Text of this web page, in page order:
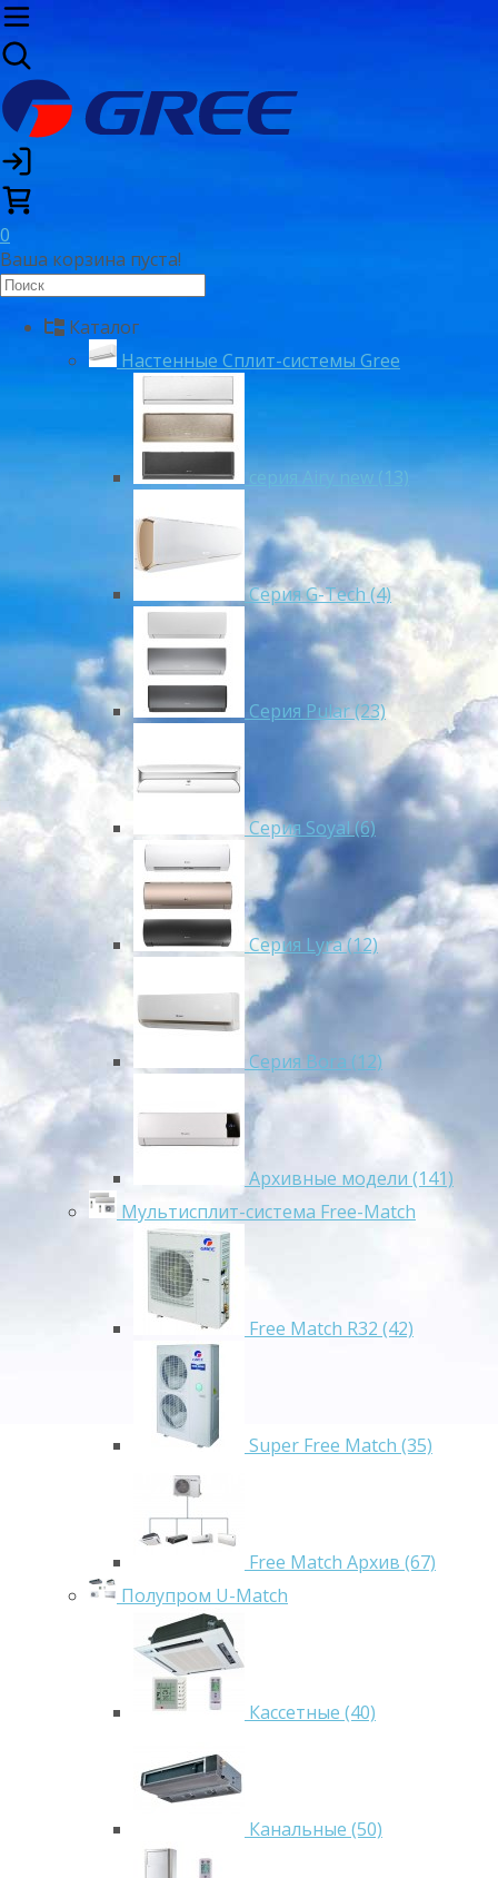
0
Ваша корзина пуста!
Каталог
Настенные Сплит-системы Gree
серия Airy new (13)
Серия G-Tech (4)
Серия Pular (23)
Cерия Soyal (6)
Серия Lyra (12)
Серия Bora (12)
Архивные модели (141)
Мультисплит-система Free-Match
Free Match R32 (42)
Super Free Match (35)
Free Match Архив (67)
Полупром U-Match
Кассетные (40)
Канальные (50)